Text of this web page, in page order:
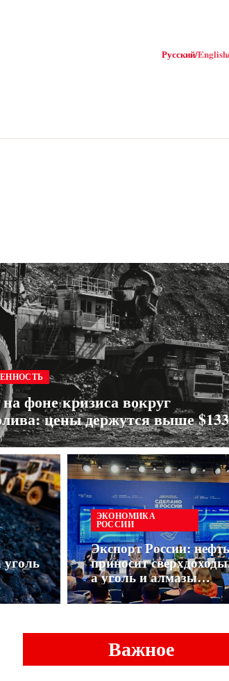
Русский/English
фоне кризиса вокруг
цены держутся выше $133
ЭКОНОМИКА
РОССИИ
Экспорт России: нефть
приносит
а уголь и алмазы
терпят убытки
Важное